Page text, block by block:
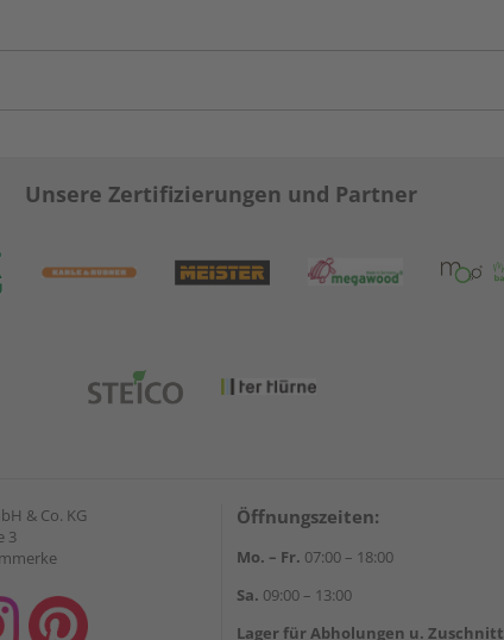
Unsere Zertifizierungen und Partner
& Co. KG
3
Öffnungszeiten:
Mo. – Fr. 07:00 – 18:00
Sa. 09:00 – 13:00
Lager für Abholungen u. Zuschnitt